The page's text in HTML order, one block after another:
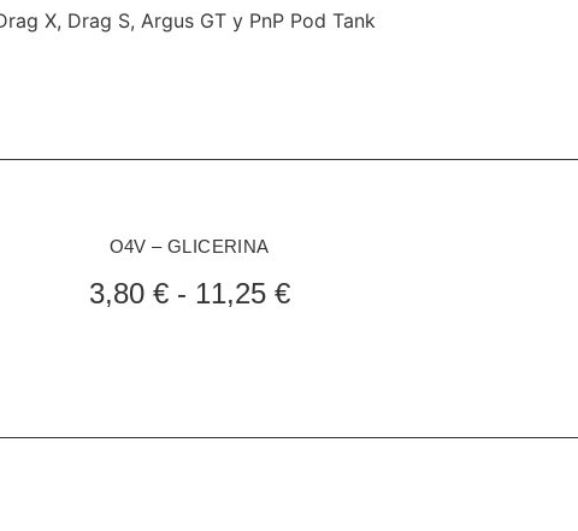
X, Drag S, Argus GT y PnP Pod Tank
O4V – GLICERINA
3,80 € - 11,25 €